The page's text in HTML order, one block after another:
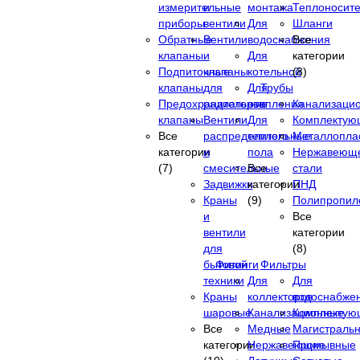
измерительные
приборы
Обратные
клапаны
Подпиточные
клапаны
Предохранительные
клапаны
Все
категории
(7)
и
вентили
Вентили
и
клапаны
для
радиаторов
Вентили
распределительные
и
смесительные
Задвижки
Краны
и
вентили
для
бытовой
техники
Краны
шаровые
Все
категории
монтажа
Для
водоснабжения
Для
котельной
Для
отопления
Для
теплого
пола
Все
категории
(9)
Шланги
Все
категории
(8)
Трубы
стали
ПНД
Все
категории
(8)
Фитинги
Для
коллекторов
Канализационные
Медные
Нержавеющие
Фильтры
Для
Промывные